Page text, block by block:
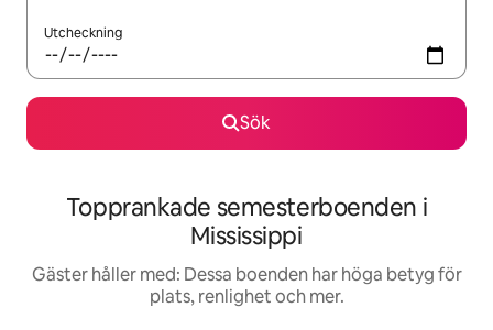
Utcheckning
Sök
Topprankade semesterboenden i
Mississippi
Gäster håller med: Dessa boenden har höga betyg för
plats, renlighet och mer.